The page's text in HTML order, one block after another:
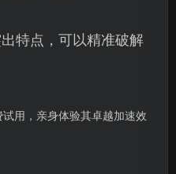
特点，可以精准破解
用，亲身体验其卓越加速效